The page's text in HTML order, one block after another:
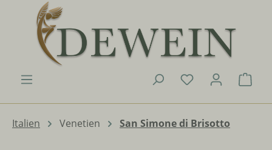
Zum Hauptinhalt springen
Du hast 0
Italien Venetien San Simone di Brisotto